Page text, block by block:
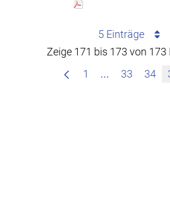
5 Einträge
Zeige 171 bis 173 von 173
1
... 33 34